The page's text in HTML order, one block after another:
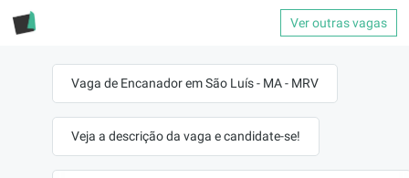
Ver outras vagas
Vaga de Encanador em São Luís - MA - MRV
Veja a descrição da vaga e candidate-se!